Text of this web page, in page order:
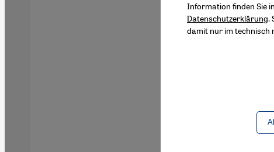
Information finden Sie
Datenschutzerklärung.
damit nur im technisch